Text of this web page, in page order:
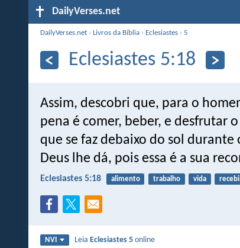
DailyVerses.net
DailyVerses.net ›Livros da Bíblia › Eclesiastes ›5
Eclesiastes 5:18
Assim, descobri que, para o
pena é comer, beber, e desfrutar
que se faz debaixo do sol durante
Deus lhe dá, pois essa é a sua
Eclesiastes 5:18 alimento trabalho vida
NVI LeiaEclesiastes 5 online